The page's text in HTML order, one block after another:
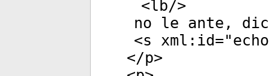
<lb/>
no le ante,
<s xml:id="
</p>